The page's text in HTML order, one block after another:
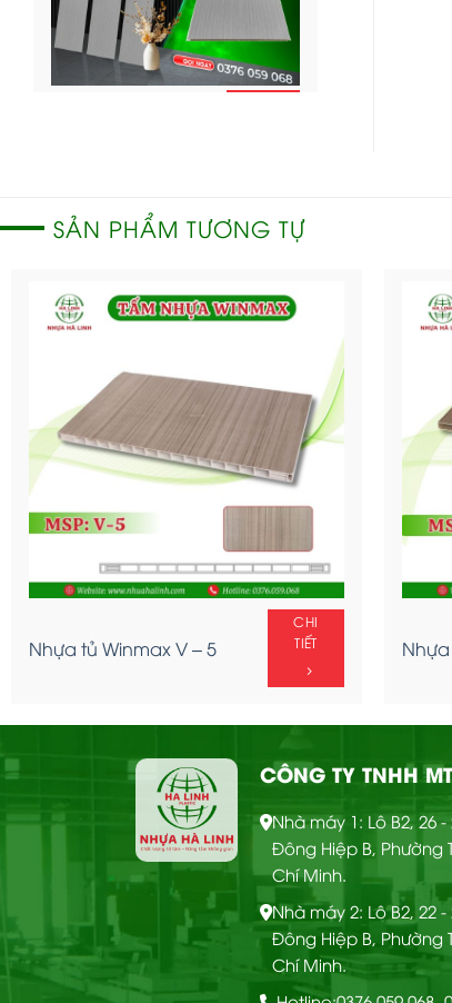
Ốp tường Nano –
CHI
TIẾT
Ốp tường Nano – OTT
CHI
TIẾT
SẢN PHẨM TƯƠNG TỰ
Nhựa tủ Winmax V – 5
CHI
TIẾT
CÔNG TY TNHH
Nhà máy 1: Lô B2, 26
Đông Hiệp B, Phường
Chí Minh.
Nhà máy 2: Lô B2, 22
Đông Hiệp B, Phường
Chí Minh.